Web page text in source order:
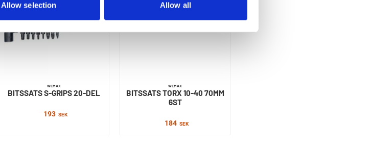
Allow selection Allow all
WEMAX
BITSSATS S-GRIPS 20-DEL
193 SEK
WEMAX
BITSSATS TORX 10-40 70MM
6ST
184 SEK